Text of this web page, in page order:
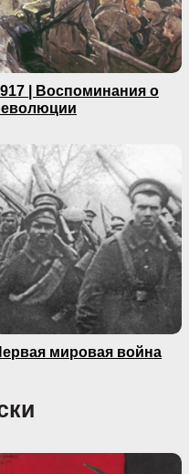
| Воспоминания о
мировая война